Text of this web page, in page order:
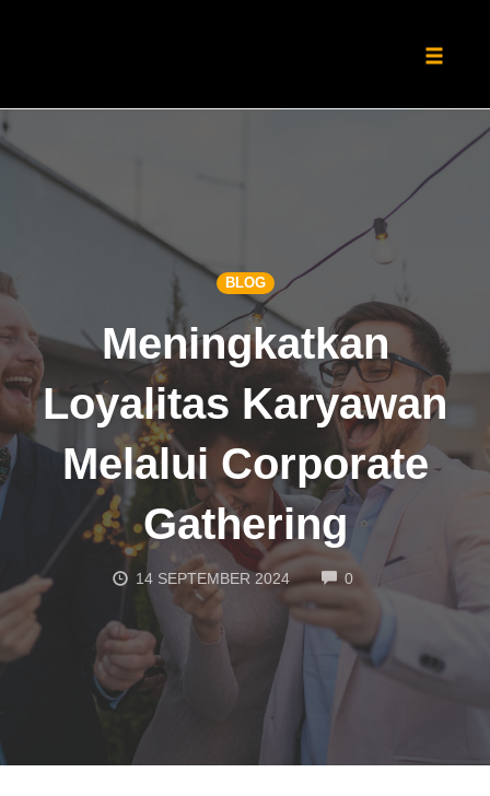
Skip
to
content
BLOG
Meningkatkan
Loyalitas Karyawan
Melalui Corporate
Gathering
14 SEPTEMBER 2024 0COMMENTS